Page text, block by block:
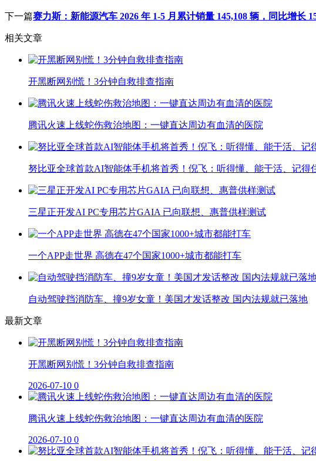
下一篇赛力斯：新能源汽车 2026 年 1-5 月累计销量 145,108 辆，同比增长
相关文章
开黑断网别慌！3分钟自救排查指南
腾讯火速上线蛇伤救治地图：一键直达周边有血清的医院
努比亚全球首款AI智能体手机将首秀！倪飞：听得懂、能干活、记得
三星正开发AI PC专用芯片GAIA 已向联想、惠普供样测试
一个APP走世界 高德在47个国家1000+城市都能打车
自动驾驶挡消防车、撞9岁女童！美国才发话整改 国内法规就已落地
最新文章
开黑断网别慌！3分钟自救排查指南
2026-07-10 0
腾讯火速上线蛇伤救治地图：一键直达周边有血清的医院
2026-07-10 0